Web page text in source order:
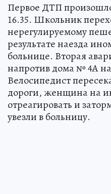
Первое ДТП
16.35. Школьник
нерегулируемому
результате наезда
больнице. Вторая
напротив дома № 4А
Велосипедист
дороги, женщина на
отреагировать и
увезли в больницу.